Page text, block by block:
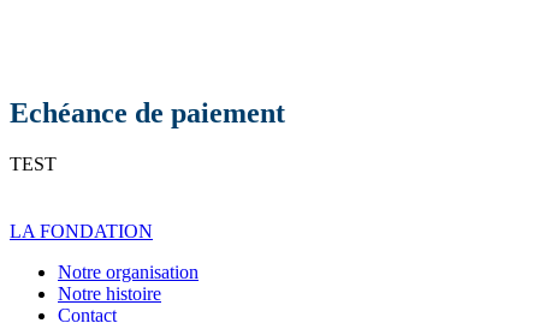
Echéance de paiement
TEST
LA FONDATION
Notre organisation
Notre histoire
Contact